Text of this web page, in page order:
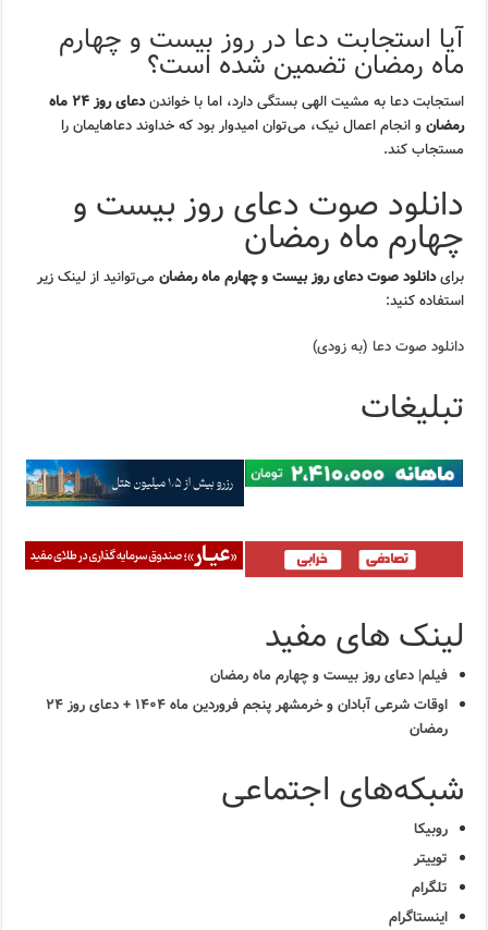
آیا استجابت دعا در روز بیست و چهارم
ماه رمضان تضمین شده است؟
استجابت دعا به مشیت الهی بستگی دارد، اما با خواندن
دعای روز ۲۴ ماه
رمضانو انجام اعمال نیک، می‌توان امیدوار بود که خداوند دعاهایمان را
مستجاب کند.
دانلود صوت دعای روز بیست و
چهارم ماه رمضان
برایدانلود صوت دعای روز بیست و چهارم ماه رمضان می‌توانید از لینک زیر
استفاده کنید:
دانلود صوت دعا (به زودی)
تبلیغات
لینک های مفید
فیلم| دعای روز بیست و چهارم ماه رمضان
اوقات شرعی آبادان و خرمشهر پنجم فروردین ماه ۱۴۰۴ + دعای روز ۲۴
رمضان
شبکه‌های اجتماعی
روبیکا
توییتر
تلگرام
اینستاگرام